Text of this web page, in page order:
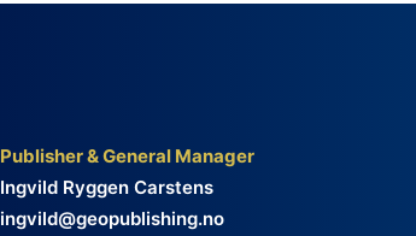
Publisher & General Manager
Ingvild Ryggen Carstens
ingvild@geopublishing.no